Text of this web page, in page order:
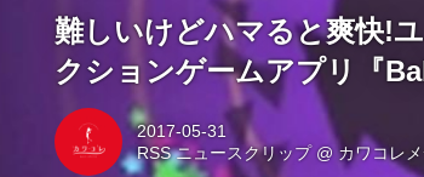
難しいけどハマると爽快!
クションゲームアプリ『
2017-05-31
RSS ニュースクリップ@カワコレ